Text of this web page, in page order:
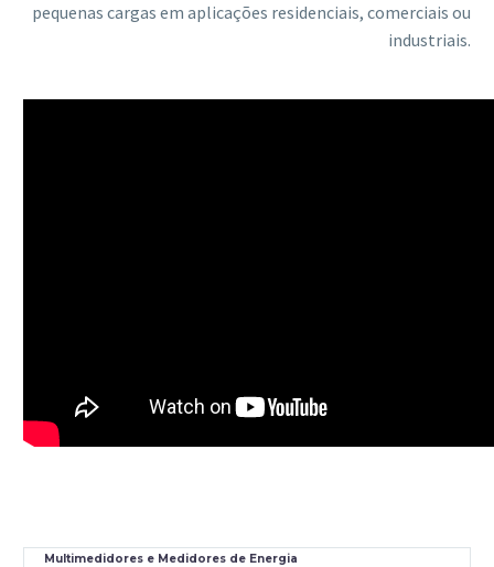
pequenas cargas em aplicações residenciais, comerciais ou
industriais.
Multimedidores e Medidores de Energia